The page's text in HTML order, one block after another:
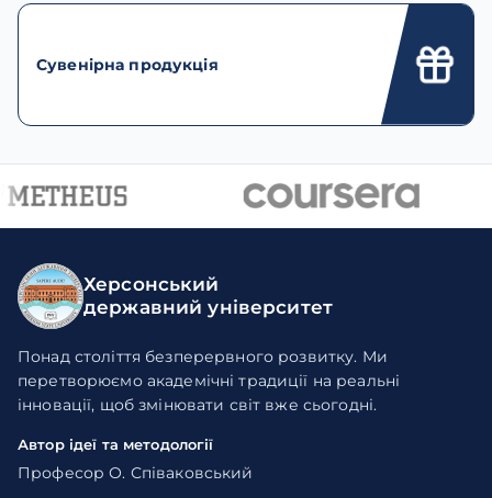
Сувенірна продукція
Херсонський
державний університет
Понад століття безперервного розвитку. Ми
перетворюємо академічні традиції на реальні
інновації, щоб змінювати світ вже сьогодні.
Автор ідеї та методології
Професор О. Співаковський